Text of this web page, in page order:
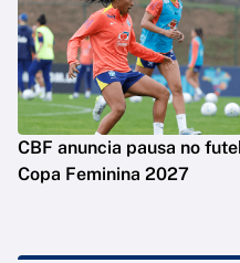
CBF anuncia pausa no
Copa Feminina 2027